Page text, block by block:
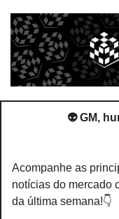
👽 GM,
Acompanhe as
notícias do mercado
da última semana!👇